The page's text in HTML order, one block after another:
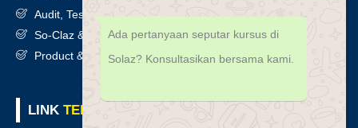
Audit, Testing, Consultancy & Assessment
So-Claz & Smart Benchmark
Product & Services
LINK TERKAIT
Ada pertanyaan seputar kursus di
Solaz? Konsultasikan bersama kami.